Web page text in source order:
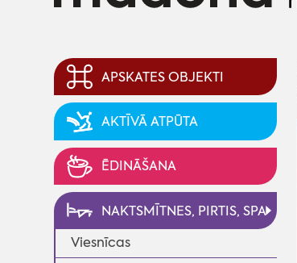
APSKATES OBJEKTI
AKTĪVĀ ATPŪTA
ĒDINĀŠANA
NAKTSMĪTNES, PIRTIS, SPA
Viesnīcas